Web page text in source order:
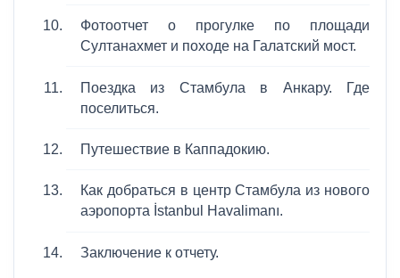
Фотоотчет о прогулке по площади
Султанахмет и походе на Галатский мост.
Поездка из Стамбула в Анкару. Где
поселиться.
Путешествие в Каппадокию.
Как добраться в центр Стамбула из нового
аэропорта İstanbul Havalimanı.
Заключение к отчету.